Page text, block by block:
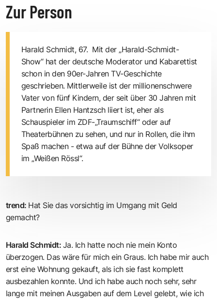
Zur Person
Harald Schmidt, 67. Mit der „Harald-Schmidt-
Show“ hat der deutsche Moderator und Kabarettist
schon in den 90er-Jahren TV-Geschichte
geschrieben. Mittlerweile ist der millionenschwere
Vater von fünf Kindern, der seit über 30 Jahren mit
Partnerin Ellen Hantzsch liiert ist, eher als
Schauspieler im ZDF-„Traumschiff“ oder auf
Theaterbühnen zu sehen, und nur in Rollen, die ihm
Spaß machen - etwa auf der Bühne der Volksoper
im „Weißen Rössl“.
trend: Hat Sie das vorsichtig im Umgang mit Geld
gemacht?
Harald Schmidt: Ja. Ich hatte noch nie mein Konto
überzogen. Das wäre für mich ein Graus. Ich habe mir auch
erst eine Wohnung gekauft, als ich sie fast komplett
ausbezahlen konnte. Und ich habe auch noch sehr, sehr
lange mit meinen Ausgaben auf dem Level gelebt, wie ich